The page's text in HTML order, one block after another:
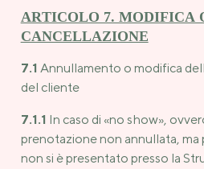
ARTICOLO 7. MODIFICA
CANCELLAZIONE
7.1 Annullamento o modifica
del cliente
7.1.1 In caso di «no show»,
prenotazione non annullata, ma
non si è presentato presso la